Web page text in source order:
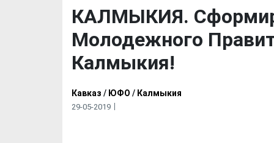
КАЛМЫКИЯ.
Молодежного
Калмыкия!
Кавказ / ЮФО / Калмыкия
29-05-2019